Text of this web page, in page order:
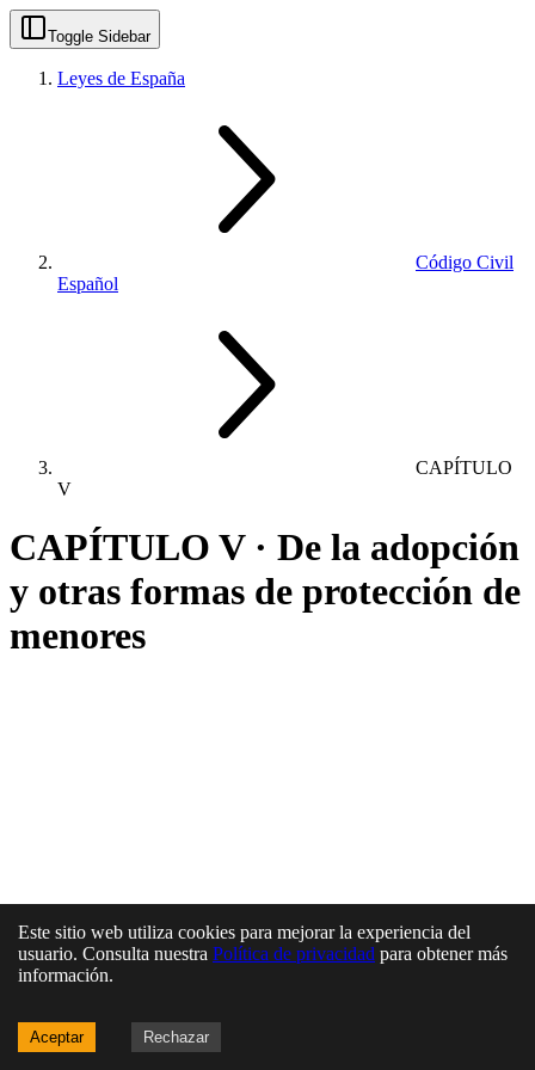
Toggle Sidebar
Leyes de España
Código Civil
Español
CAPÍTULO
V
CAPÍTULO V · De la adopción
y otras formas de protección de
menores
Este sitio web utiliza cookies para mejorar la experiencia del
usuario. Consulta nuestra Política de privacidad para obtener más
información.
Aceptar Rechazar